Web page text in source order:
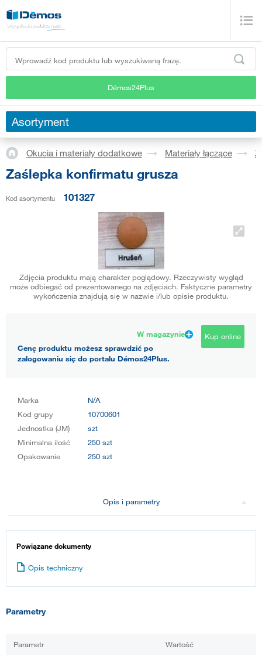
Démos24Plus
Asortyment
Okucia i materiały dodatkowe Materiały łączące
Zaślepka konfirmatu grusza
Kod asortymentu 101327
Zdjęcia produktu mają charakter poglądowy. Rzeczywisty wygląd
może odbiegać od prezentowanego na zdjęciach. Faktyczne parametry
wykończenia znajdują się w nazwie i/lub opisie produktu.
W magazynie
Cenę produktu możesz sprawdzić po
zalogowaniu się do portalu Démos24Plus.
Kup online
Marka
N/A
Kod grupy
10700601
Jednostka (JM)
szt
Minimalna ilość
250 szt
Opakowanie
250 szt
Opis i parametry
Powiązane dokumenty
Opis techniczny
Parametry
Parametr Wartość